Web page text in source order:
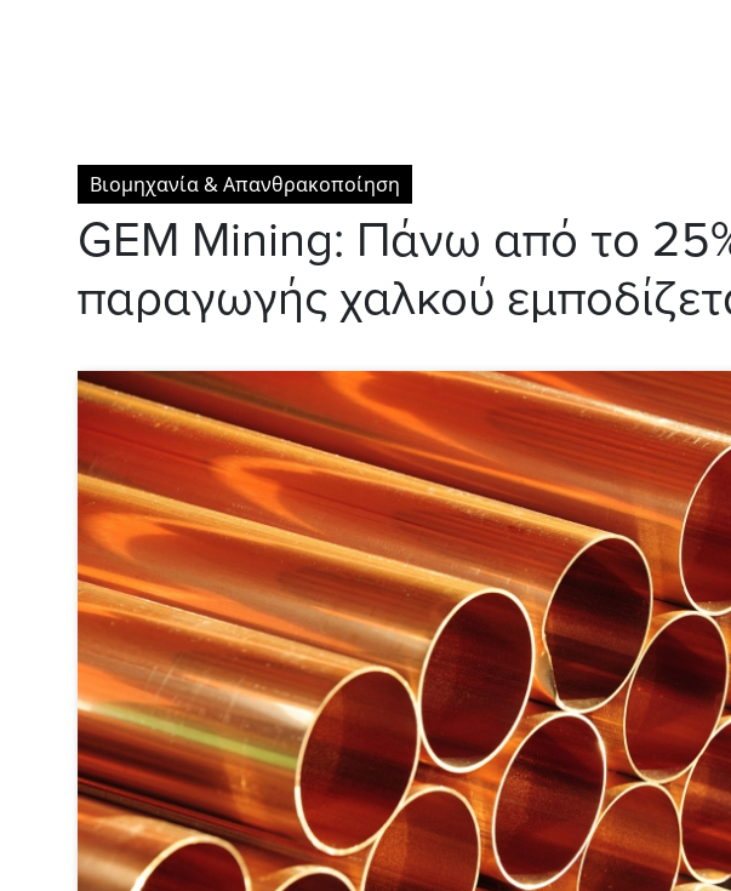
Βιομηχανία & Απανθρακοποίηση
GEM Mining: Πάνω από το
παραγωγής χαλκού